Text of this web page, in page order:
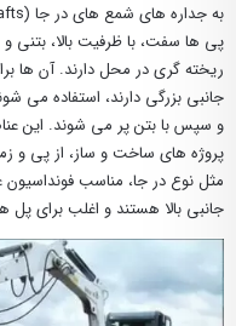
پی ها سفت، با ظرفیت بالا، بتنی
ریخته گری در محل دارند. آن ها
جانبی بزرگی دارند، استفاده می
و سپس با بتن پر می شوند. این
پروژه‌ های ساخت ‌و ساز، از پی و
مثل نوع در جا، مناسب فونداسیون
جانبی بالا هستند و اغلب برای